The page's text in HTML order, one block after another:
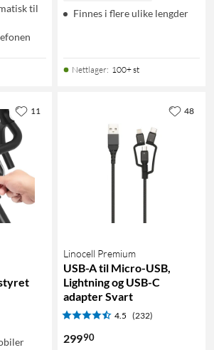
til
Finnes i flere ulike lengder
Nettlager: 100+ st
11
Linocell Premium
USB-A til Micro-USB,
Lightning og USB-C
adapter Svart
4.5 (232)
29990
48